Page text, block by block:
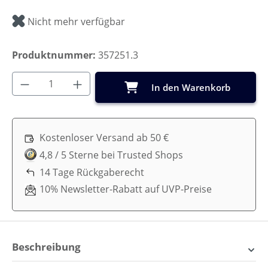
Nicht mehr verfügbar
Produktnummer: 357251.3
Produkt Anzahl: Gib den gewünschten
In den Warenkorb
Kostenloser Versand ab 50 €
4,8 / 5 Sterne bei Trusted Shops
14 Tage Rückgaberecht
10% Newsletter-Rabatt auf UVP-Preise
Beschreibung